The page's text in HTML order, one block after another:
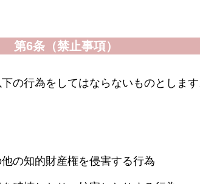
第6条（禁止事項）
の行為をしてはならないものとします
の知的財産権を侵害する行為